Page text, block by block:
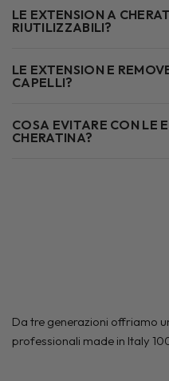
LE EXTENSION A
RIUTILIZZABILI?
LE EXTENSION E
CAPELLI?
COSA EVITARE CON LE
CHERATINA?
Da tre generazioni offriamo
professionali made in Italy